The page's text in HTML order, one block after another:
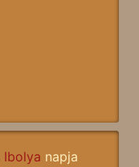
Ibolya napja